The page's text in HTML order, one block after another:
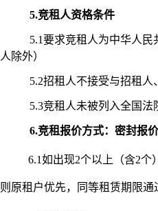
5.竞租人资格条件
5.1要求竞租人为中华人
人除外）
5.2招租人不接受与招租人
5.3竞租人未被列入全国法
6.竞租报价方式： 密封报价
6.1如出现2个以上（含2个
则原租户优先，同等租赁期限